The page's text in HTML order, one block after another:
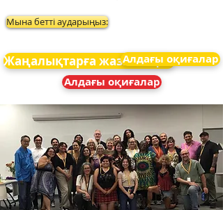
Мына бетті аударыңыз:
Жаңалықтарға жазылыңыз
Алдағы оқиғалар
Алдағы оқиғалар